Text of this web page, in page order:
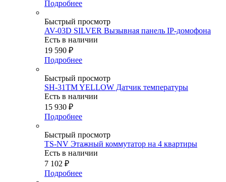
Подробнее
Быстрый просмотр
AV-03D SILVER Вызывная панель IP-домофона
Есть в наличии
19 590 ₽
Подробнее
Быстрый просмотр
SH-31TM YELLOW Датчик температуры
Есть в наличии
15 930 ₽
Подробнее
Быстрый просмотр
TS-NV Этажный коммутатор на 4 квартиры
Есть в наличии
7 102 ₽
Подробнее